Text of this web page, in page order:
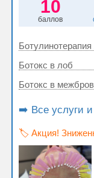
10
баллов
Ботокс в лоб
Ботокс в
➡️ Все услуги
🏷️ Акция!